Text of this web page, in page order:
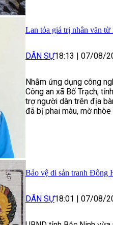
Lan tỏa giá trị nhân văn
DÂN SỰ18:13 | 07/08/
Nhằm ứng dụng công
Công an xã Bố Trạch,
trợ người dân trên địa
đã bị phai màu, mờ
Bảo vệ di sản tranh Đông
DÂN SỰ18:01 07/08/